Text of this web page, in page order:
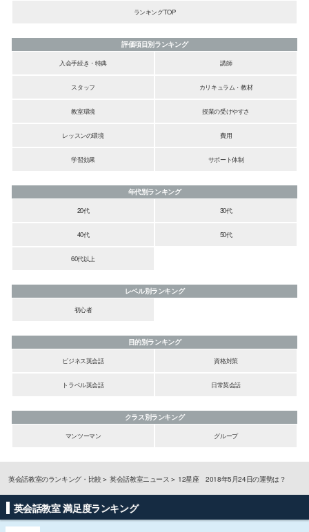
ランキングTOP
評価項目別ランキング
入会手続き・特典
講師
スタッフ カリキュラム・教材
教室環境 授業の受けやすさ
レッスンの環境 費用
学習効果 サポート体制
年代別ランキング
20代
30代
40代 50代
60代以上
レベル別ランキング
初心者
目的別ランキング
ビジネス英会話
資格対策
トラベル英会話 日常英会話
クラス別ランキング
マンツーマン
グループ
英会話教室のランキング・比較 英会話教室ニュース 12星座 2018年5月24日の運勢は？
英会話教室 満足度ランキング